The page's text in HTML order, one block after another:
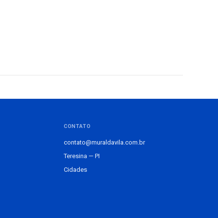
CONTATO
contato@muraldavila.com.br
Teresina — PI
Cidades